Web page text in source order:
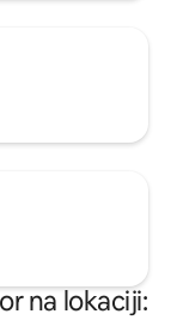
na lokaciji: